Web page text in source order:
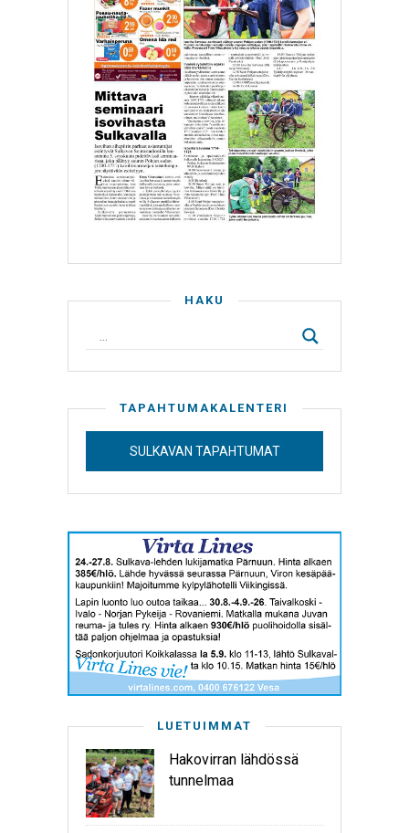
HAKU
TAPAHTUMAKALENTERI
SULKAVAN TAPAHTUMAT
LUETUIMMAT
Hakovirran lähdössä
tunnelmaa